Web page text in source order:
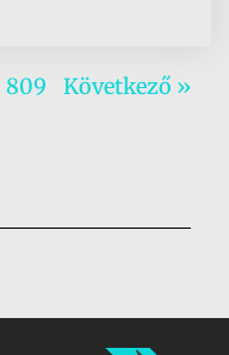
809 Következő »